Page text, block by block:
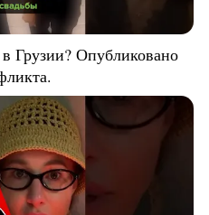
Грузии? Опубликовано